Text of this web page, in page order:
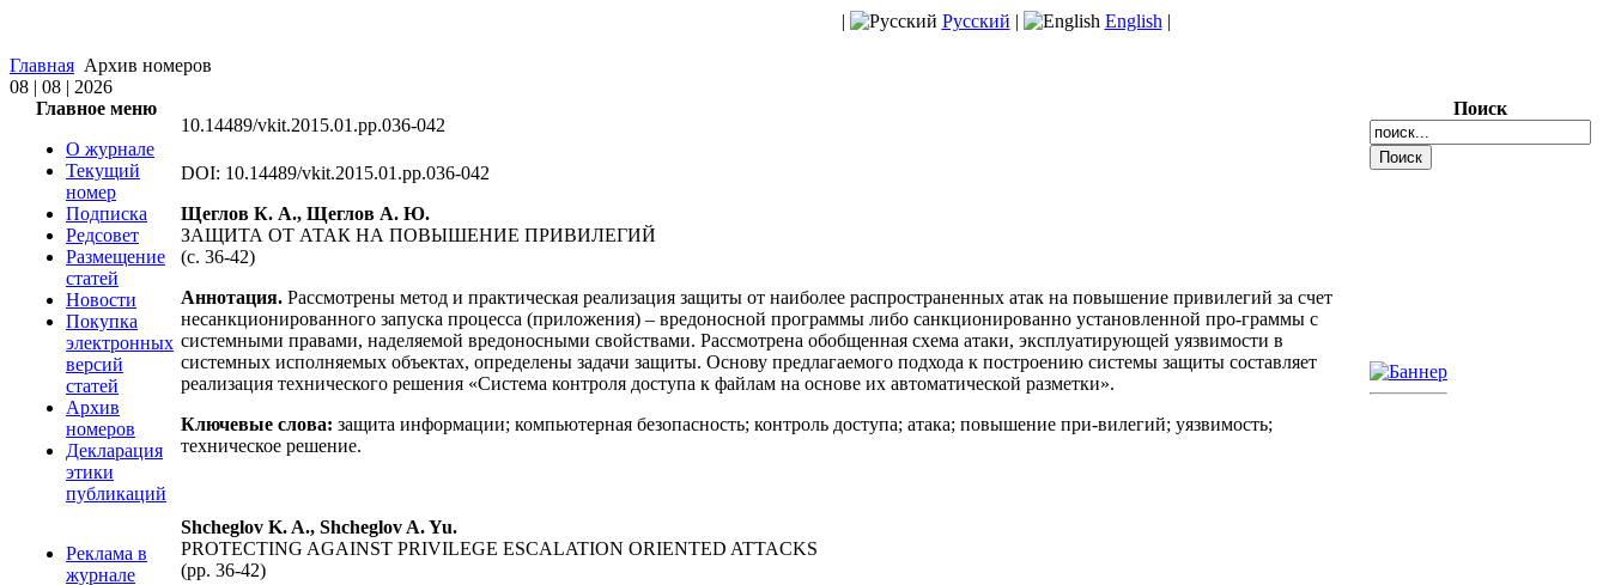
| Русский | English |
Главная Архив номеров
08 | 08 | 2026
Главное меню
О журнале
Текущий
номер
Подписка
Редсовет
Размещение
статей
Новости
Покупка
электронных
версий
статей
Архив
номеров
Декларация
этики
публикаций
Реклама в
журнале
10.14489/vkit.2015.01.pp.036-042
DOI: 10.14489/vkit.2015.01.pp.036-042
Щеглов К. А., Щеглов А. Ю.
ЗАЩИТА ОТ АТАК НА ПОВЫШЕНИЕ ПРИВИЛЕГИЙ
(с. 36-42)
Аннотация. Рассмотрены метод и практическая реализация защиты от наиболее распространенных атак на повышение привилегий за счет
несанкционированного запуска процесса (приложения) – вредоносной программы либо санкционированно установленной про-граммы с
системными правами, наделяемой вредоносными свойствами. Рассмотрена обобщенная схема атаки, эксплуатирующей уязвимости в
системных исполняемых объектах, определены задачи защиты. Основу предлагаемого подхода к построению системы защиты составляет
реализация технического решения «Система контроля доступа к файлам на основе их автоматической разметки».
Ключевые слова: защита информации; компьютерная безопасность; контроль доступа; атака; повышение при-вилегий; уязвимость;
техническое решение.
Shcheglov K. A., Shcheglov A. Yu.
PROTECTING AGAINST PRIVILEGE ESCALATION ORIENTED ATTACKS
(pp. 36-42)
Поиск